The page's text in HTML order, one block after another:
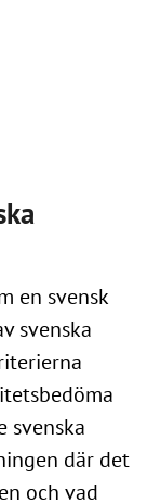
en svensk
svenska
svenska
där det
och vad